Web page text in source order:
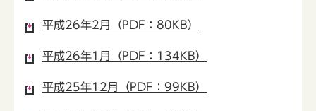
平成26年2月（PDF：80KB）
平成26年1月（PDF：134KB）
平成25年12月（PDF：99KB）